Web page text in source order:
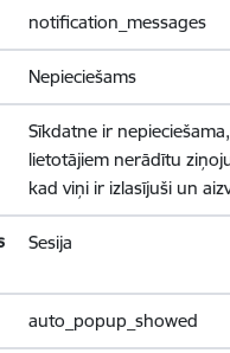
notification_messages
Nepieciešams
Sīkdatne ir
lietotājiem nerādītu
kad viņi ir izlasījuši un
Sesija
auto_popup_showed